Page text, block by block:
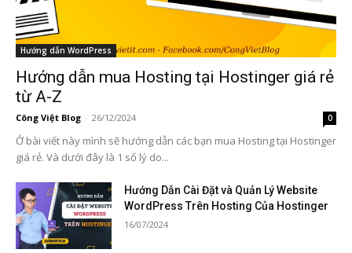
Hướng dẫn WordPress
Hướng dẫn mua Hosting tại Hostinger giá rẻ
từ A-Z
Công Việt Blog - 26/12/2024 0
Ở bài viết này mình sẽ hướng dẫn các bạn mua Hosting tại Hostinger
giá rẻ. Và dưới đây là 1 số lý do...
Hướng Dẫn Cài Đặt và Quản Lý Website
WordPress Trên Hosting Của Hostinger
16/07/2024